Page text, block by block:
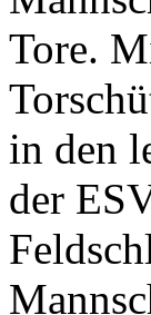
Tore.
in den
der